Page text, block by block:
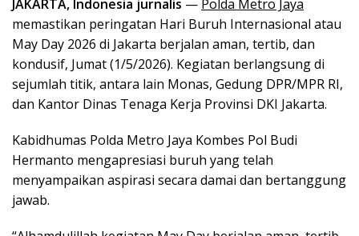
JAKARTA, Indonesia jurnalis — Polda Metro Jaya
memastikan peringatan Hari Buruh Internasional atau
May Day 2026 di Jakarta berjalan aman, tertib, dan
kondusif, Jumat (1/5/2026). Kegiatan berlangsung di
sejumlah titik, antara lain Monas, Gedung DPR/MPR RI,
dan Kantor Dinas Tenaga Kerja Provinsi DKI Jakarta.
Kabidhumas Polda Metro Jaya Kombes Pol Budi
Hermanto mengapresiasi buruh yang telah
menyampaikan aspirasi secara damai dan bertanggung
jawab.